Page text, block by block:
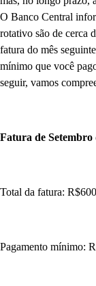
O Banco Central
rotativo são de cerca
fatura do mês
mínimo que você
seguir, vamos
Fatura de Setembro
Total da fatura: R$600
Pagamento mínimo: